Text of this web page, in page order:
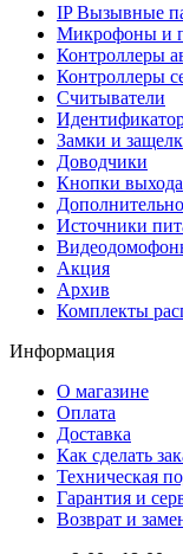
IP Вызывные
Микрофоны и
Контроллеры
Контроллеры
Считыватели
Замки и
Доводчики
Кнопки выхода
Источники
Акция
Архив
Комплекты
Информация
О магазине
Оплата
Доставка
Как сделать
Техническая
Гарантия и
Возврат и